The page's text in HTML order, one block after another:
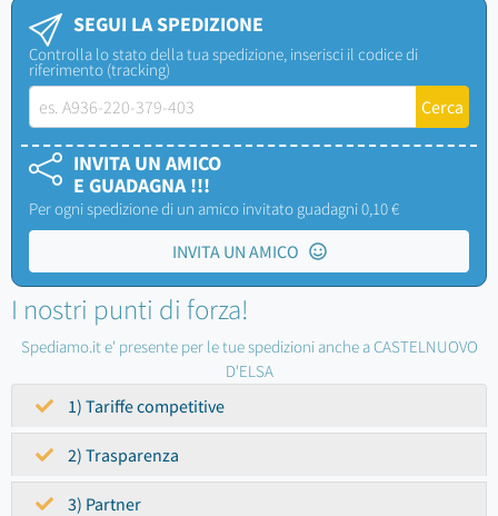
SEGUI LA SPEDIZIONE
Controlla lo stato della tua spedizione, inserisci il codice di
riferimento (tracking)
INVITA UN AMICO
E GUADAGNA !!!
Per ogni spedizione di un amico invitato guadagni 0,10 €
INVITA UN AMICO
I nostri punti di forza!
Spediamo.it e' presente per le tue spedizioni anche a CASTELNUOVO
D'ELSA
1) Tariffe competitive
2) Trasparenza
3) Partner